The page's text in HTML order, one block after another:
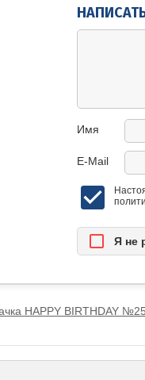
Имя
E-Mail
Я нe
HAPPY BIRTHDAY